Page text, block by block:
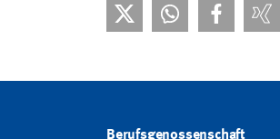
Berufsgenossenschaft